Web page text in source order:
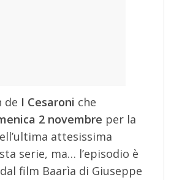
de I Cesaroni che
2 novembre per la
attesissima
serie, ma… l’episodio è
film Baarìa di Giuseppe